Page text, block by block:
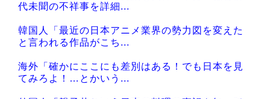
代未聞の不祥事を詳細...
韓国人「最近の日本アニメ業界の勢力図を変えた
と言われる作品がこち...
海外「確かにここにも差別はある！でも日本を見
てみろよ！…とかいう...